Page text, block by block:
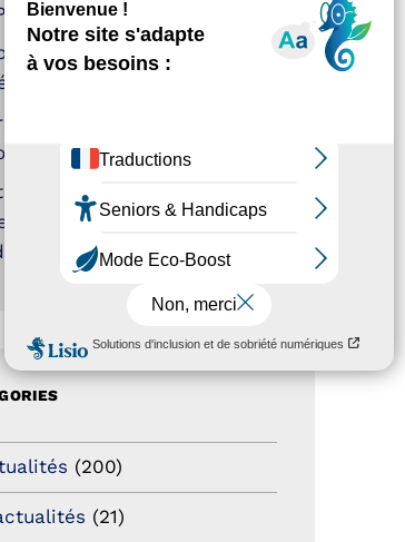
Communication
Horizons – Acteurs
Durable
France – flyer
label Tourisme &
(200)
(21)